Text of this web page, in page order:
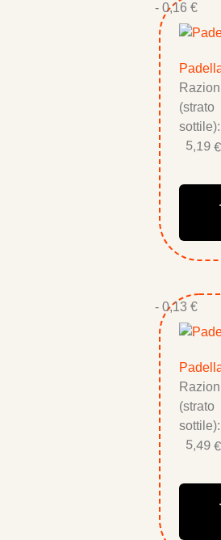
- 0,16 €
(strato
sottile):
5,19 €
- 0,13 €
(strato
sottile):
5,49 €